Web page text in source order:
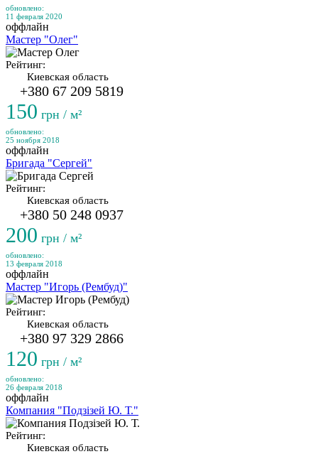
обновлено:
11 февраля 2020
оффлайн
Мастер "Олег"
Рейтинг:
Киевская область
+380 67 209 5819
150 грн / м²
обновлено:
25 ноября 2018
оффлайн
Бригада "Сергей"
Рейтинг:
Киевская область
+380 50 248 0937
200 грн / м²
обновлено:
13 февраля 2018
оффлайн
Мастер "Игорь (Рембуд)"
Рейтинг:
Киевская область
+380 97 329 2866
120 грн / м²
обновлено:
26 февраля 2018
оффлайн
Компания "Подзізей Ю. Т."
Рейтинг:
Киевская область